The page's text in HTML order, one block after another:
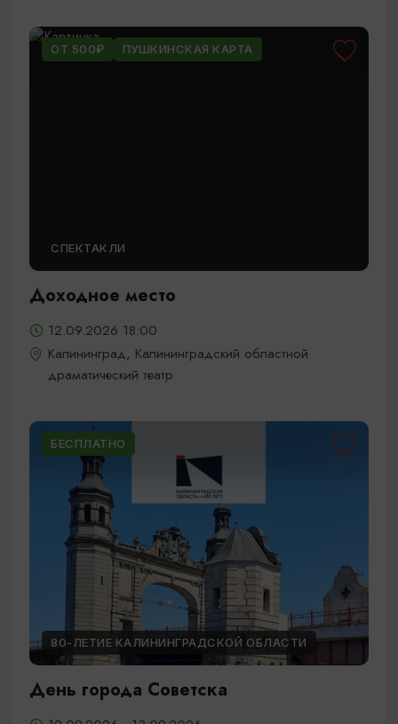
ОТ 500₽ ПУШКИНСКАЯ КАРТА
СПЕКТАКЛИ
Доходное место
12.09.2026 18:00
Калининград, Калининградский областной
драматический театр
БЕСПЛАТНО
80-ЛЕТИЕ КАЛИНИНГРАДСКОЙ ОБЛАСТИ
День города Советска